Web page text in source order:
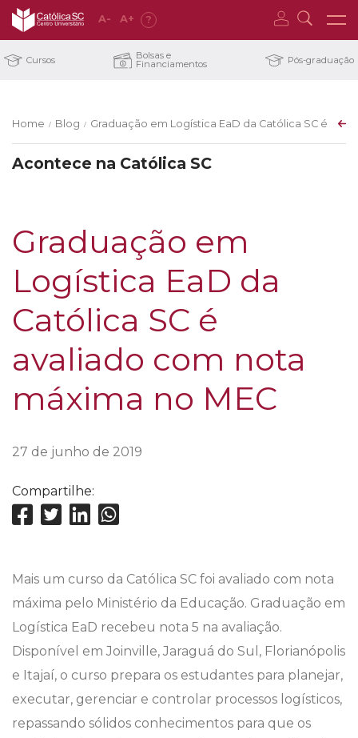
A- A+ ?
Cursos Bolsas e
Financiamentos Pós-graduação
Home / Blog / Graduação em Logística EaD da Católica SC é
Acontece na Católica SC
Graduação em
Logística EaD da
Católica SC é
avaliado com nota
máxima no MEC
27 de junho de 2019
Compartilhe:
Mais um curso da Católica SC foi avaliado com nota
máxima pelo Ministério da Educação. Graduação em
Logística EaD recebeu nota 5 na avaliação.
Disponível em Joinville, Jaraguá do Sul, Florianópolis
e Itajaí, o curso prepara os estudantes para planejar,
executar, gerenciar e controlar processos logísticos,
repassando sólidos conhecimentos para que os